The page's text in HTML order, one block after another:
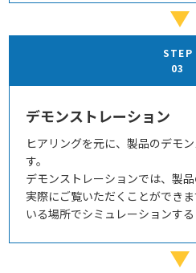
STEP
03
デモンストレーション
ヒアリングを元に、製品のデモ
す。
デモンストレーションでは、製
実際にご覧いただくことができ
いる場所でシミュレーションする